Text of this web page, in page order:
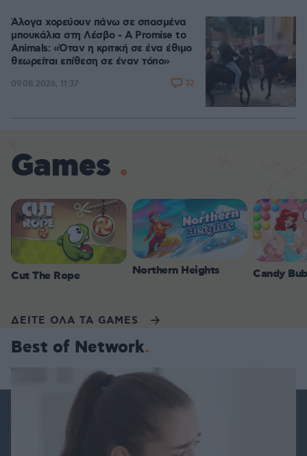
Άλογα χορεύουν πάνω σε σπασμένα
μπουκάλια στη Λέσβο - A Promise to
Animals: «Όταν η κριτική σε ένα έθιμο
θεωρείται επίθεση σε έναν τόπο»
09.08.2026, 11:37 32
Games
Cut The Rope Northern Heights Candy
ΔΕΙΤΕ ΟΛΑ ΤΑ GAMES
Best of Network